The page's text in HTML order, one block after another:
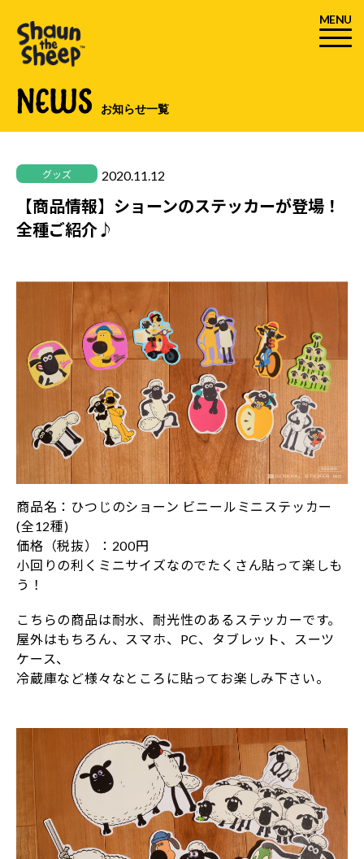
MENU
NEWS お知らせ一覧
グッズ 2020.11.12
【商品情報】ショーンのステッカーが登場！
全種ご紹介♪
商品名：ひつじのショーン ビニールミニステッカー
(全12種)
価格（税抜）：200円
小回りの利くミニサイズなのでたくさん貼って楽しも
う！
こちらの商品は耐水、耐光性のあるステッカーです。
屋外はもちろん、スマホ、PC、タブレット、スーツ
ケース、
冷蔵庫など様々なところに貼ってお楽しみ下さい。